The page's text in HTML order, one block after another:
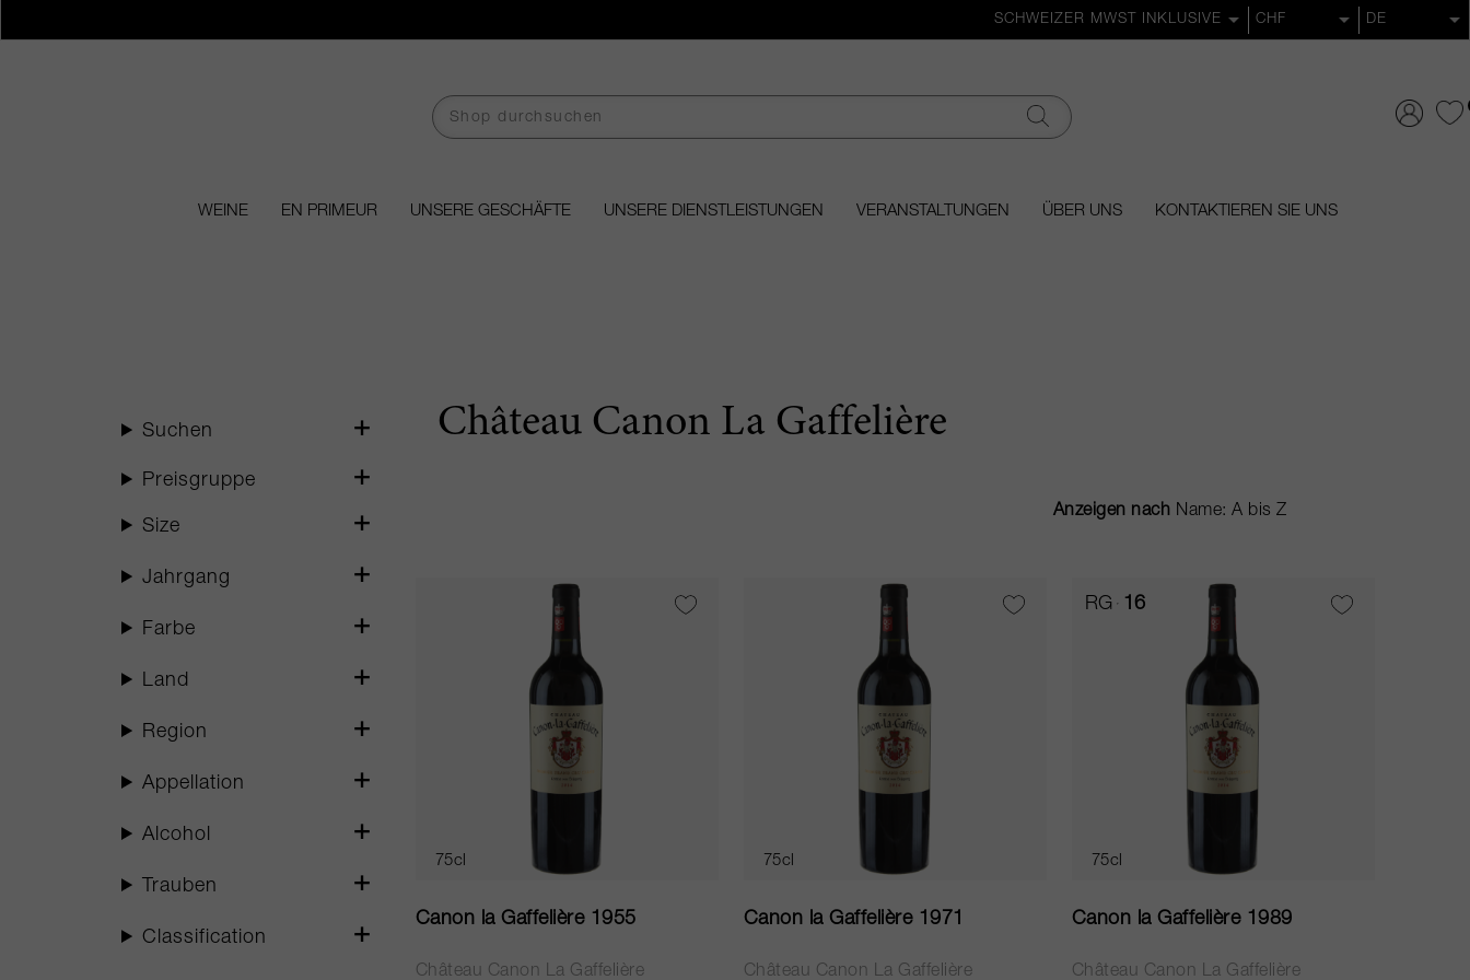
WEINE EN PRIMEUR UNSERE GESCHÄFTE UNSERE DIENSTLEISTUNGEN VERANSTALTUNGEN ÜBER UNS KONTAKTIEREN SIE UNS
Château Canon La Gaffelière
Anzeigen nach
75cl
Canon la Gaffelière 1955
Château Canon La Gaffelière
75cl
Canon la Gaffelière 1971
Château Canon La Gaffelière
RG 16
75cl
Canon la Gaffelière 1989
Château Canon La Gaffelière
Suchen
Preisgruppe
Size
Jahrgang
Farbe
Land
Region
Appellation
Alcohol
Trauben
Classification